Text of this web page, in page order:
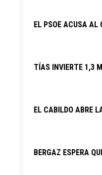
EL PSOE ACUSA AL
TÍAS INVIERTE 1,3
EL CABILDO ABRE
BERGAZ ESPERA